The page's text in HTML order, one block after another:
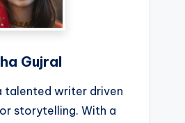
Gujral
talented writer driven
storytelling. With a